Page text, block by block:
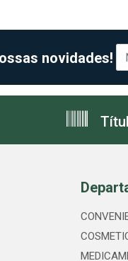
novidades!